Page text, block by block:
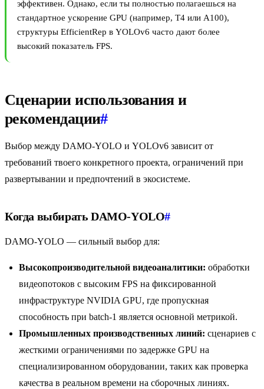
эффективен. Однако, если ты полностью полагаешься на
стандартное ускорение GPU (например, T4 или A100),
структуры EfficientRep в YOLOv6 часто дают более
высокий показатель FPS.
Сценарии использования и
рекомендации#
Выбор между DAMO-YOLO и YOLOv6 зависит от
требований твоего конкретного проекта, ограничений при
развертывании и предпочтений в экосистеме.
Когда выбирать DAMO-YOLO#
DAMO-YOLO — сильный выбор для:
Высокопроизводительной видеоаналитики: обработки
видеопотоков с высоким FPS на фиксированной
инфраструктуре NVIDIA GPU, где пропускная
способность при batch-1 является основной метрикой.
Промышленных производственных линий: сценариев с
жесткими ограничениями по задержке GPU на
специализированном оборудовании, таких как проверка
качества в реальном времени на сборочных линиях.